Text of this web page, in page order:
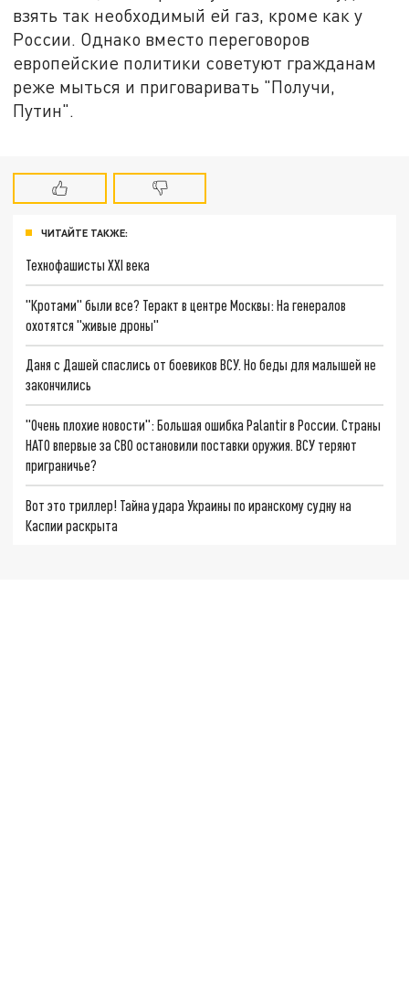
взять так необходимый ей газ, кроме как у
России. Однако вместо переговоров
европейские политики советуют гражданам
реже мыться и приговаривать "Получи,
Путин".
ЧИТАЙТЕ ТАКЖЕ:
Технофашисты XXI века
"Кротами" были все? Теракт в центре Москвы: На генералов
охотятся "живые дроны"
Даня с Дашей спаслись от боевиков ВСУ. Но беды для малышей не
закончились
"Очень плохие новости": Большая ошибка Palantir в России. Страны
НАТО впервые за СВО остановили поставки оружия. ВСУ теряют
приграничье?
Вот это триллер! Тайна удара Украины по иранскому судну на
Каспии раскрыта